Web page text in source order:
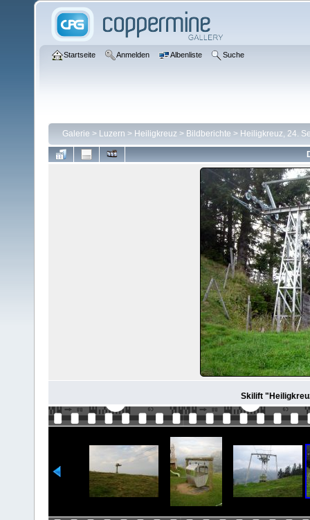
Startseite Anmelden Albenliste Suche
Galerie > Luzern > Heiligkreuz > Bildberichte > Heiligkreuz, 24.
Skilift